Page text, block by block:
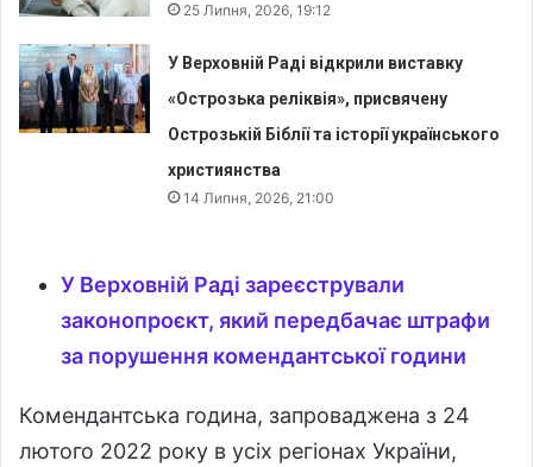
25 Липня, 2026, 19:12
У Верховній Раді відкрили виставку
«Острозька реліквія», присвячену
Острозькій Біблії та історії українського
християнства
14 Липня, 2026, 21:00
У Верховній Раді зареєстрували
законопроєкт, який передбачає штрафи
за порушення комендантської години
Комендантська година, запроваджена з 24
лютого 2022 року в усіх регіонах України,